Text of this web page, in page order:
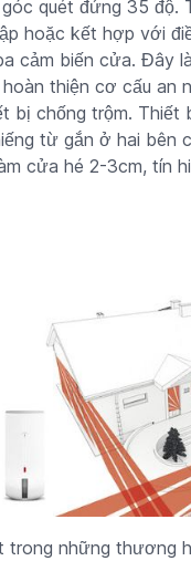
góc quét đứng 35 độ.
hoặc kết hợp với
cảm biến cửa. Đây
hoàn thiện cơ cấu an
bị chống trộm. Thiết
từ gắn ở hai bên
cửa hé 2-3cm, tín
trong những thương